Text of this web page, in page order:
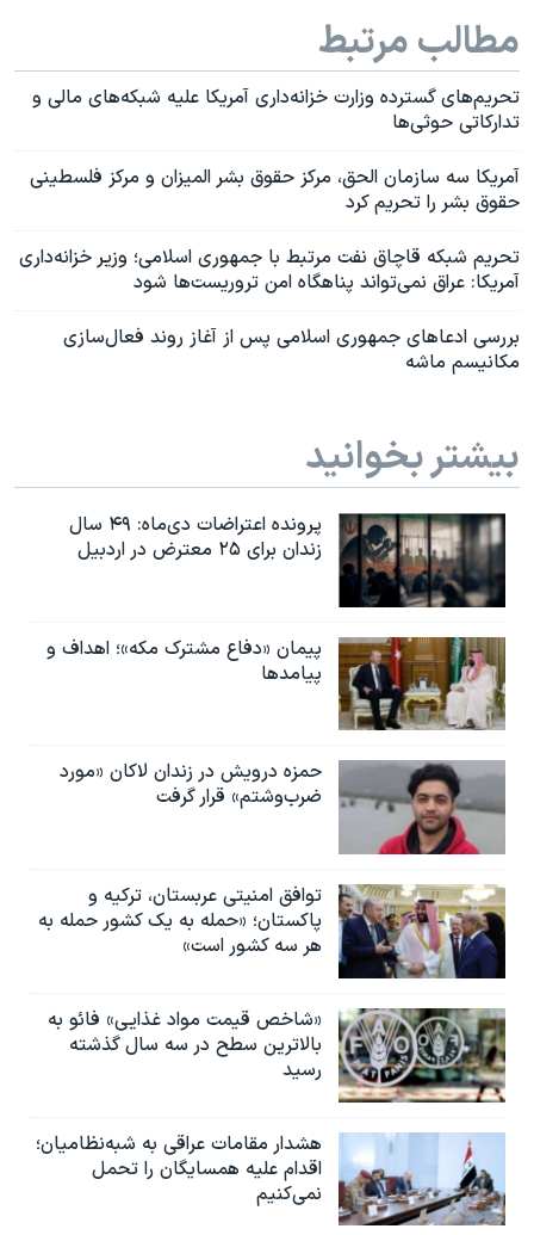
مطالب مرتبط
تحریم‌های گسترده وزارت خزانه‌داری آمریکا علیه شبکه‌های مالی و
تدارکاتی حوثی‌ها
آمریکا سه سازمان الحق، مرکز حقوق بشر المیزان و مرکز فلسطینی
حقوق بشر را تحریم کرد
تحریم شبکه قاچاق نفت مرتبط با جمهوری اسلامی؛ وزیر خزانه‌داری
آمریکا: عراق نمی‌تواند پناهگاه امن تروریست‌ها شود
بررسی ادعاهای جمهوری اسلامی پس از آغاز روند فعال‌سازی
مکانیسم ماشه
بیشتر بخوانید
پرونده اعتراضات دی‌ماه: ۴۹ سال
زندان برای ۲۵ معترض در اردبیل
پیمان «دفاع مشترک مکه»؛ اهداف و
پیامدها
حمزه درویش در زندان لاکان «مورد
ضرب‌وشتم» قرار گرفت
توافق امنیتی عربستان، ترکیه و
پاکستان؛ «حمله به یک کشور حمله به
هر سه کشور است»
«شاخص قیمت مواد غذایی» فائو به
بالاترین سطح در سه سال گذشته
رسید
هشدار مقامات عراقی به شبه‌نظامیان؛
اقدام علیه همسایگان را تحمل
نمی‌کنیم